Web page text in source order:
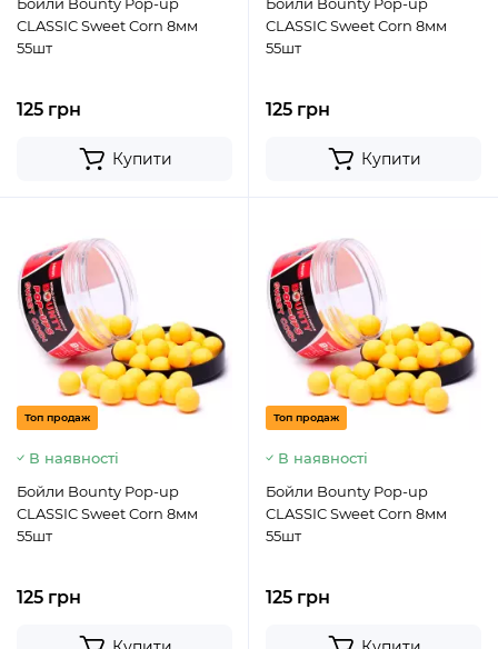
CLASSIC Sweet Corn 8мм
55шт
125 грн
Купити
CLASSIC Sweet Corn 8мм
55шт
125 грн
Купити
Топ продаж
В наявності
Бойли Bounty Pop-up
CLASSIC Sweet Corn 8мм
55шт
125 грн
Топ продаж
В наявності
Бойли Bounty Pop-up
CLASSIC Sweet Corn 8мм
55шт
125 грн